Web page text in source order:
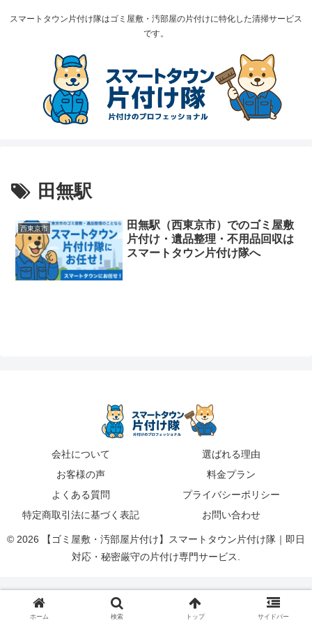
スマートタウン片付け隊はゴミ屋敷・汚部屋の片付けに特化した清掃サービス
です。
田無駅
西東京市
田無駅（西東京市）でのゴミ屋敷
片付け・遺品整理・不用品回収は
スマートタウン片付け隊へ
会社について
選ばれる理由
お客様の声
料金プラン
よくある質問
プライバシーポリシー
特定商取引法に基づく表記
お問い合わせ
© 2026 【ゴミ屋敷・汚部屋片付け】スマートタウン片付け隊｜即日
対応・秘密厳守の片付け専門サービス.
ホーム 検索 トップ サイドバー